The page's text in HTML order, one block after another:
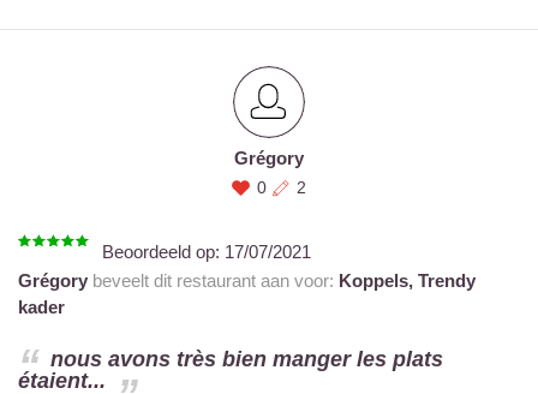
Grégory
0 2
Beoordeeld op: 17/07/2021
Grégory beveelt dit restaurant aan voor: Koppels, Trendy
kader
nous avons très bien manger les plats
étaient...